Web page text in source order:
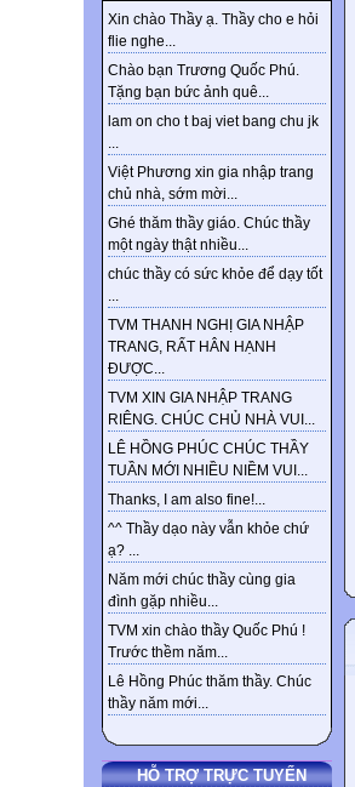
Xin chào Thầy ạ. Thầy cho e hỏi
flie nghe...
Chào bạn Trương Quốc Phú.
Tặng bạn bức ảnh quê...
lam on cho t baj viet bang chu jk
...
Việt Phương xin gia nhập trang
chủ nhà, sớm mời...
Ghé thăm thầy giáo. Chúc thầy
một ngày thật nhiều...
chúc thầy có sức khỏe để dạy tốt
...
TVM THANH NGHỊ GIA NHẬP
TRANG, RẤT HÂN HẠNH
ĐƯỢC...
TVM XIN GIA NHẬP TRANG
RIÊNG. CHÚC CHỦ NHÀ VUI...
LÊ HỒNG PHÚC CHÚC THẦY
TUẦN MỚI NHIỀU NIỀM VUI...
Thanks, I am also fine!...
^^ Thầy dạo này vẫn khỏe chứ
ạ? ...
Năm mới chúc thầy cùng gia
đình gặp nhiều...
TVM xin chào thầy Quốc Phú !
Trước thềm năm...
Lê Hồng Phúc thăm thầy. Chúc
thầy năm mới...
HỖ TRỢ TRỰC TUYẾN